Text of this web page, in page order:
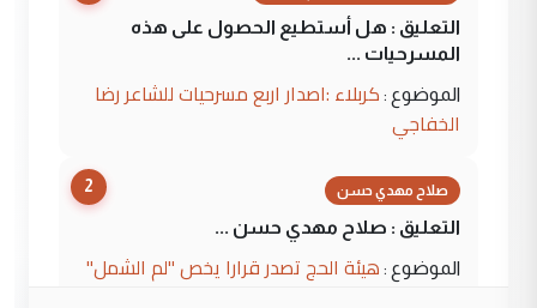
التعليق : هل أستطيع الحصول على هذه
المسرحيات ...
الموضوع : كربلاء :اصدار اربع مسرحيات للشاعر رضا
الخفاجي
2 صلاح مهدي حسن
التعليق : صلاح مهدي حسن ...
الموضوع : هيئة الحج تصدر قرارا يخص "لم الشمل"